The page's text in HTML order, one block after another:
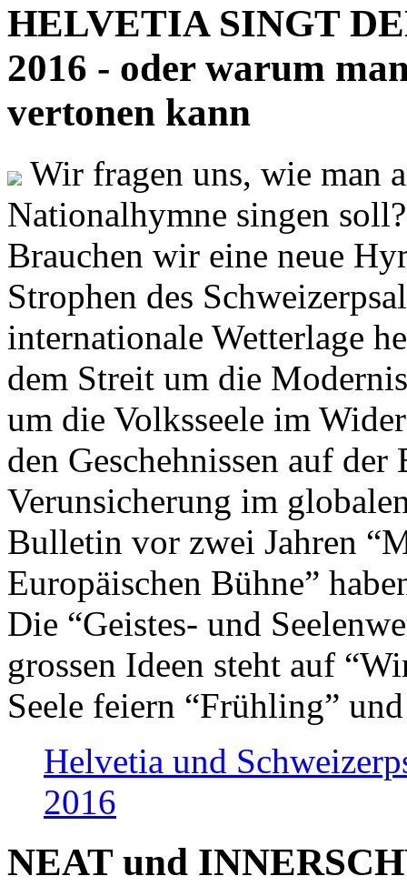
HELVETIA SINGT
2016 - oder warum
vertonen kann
Wir fragen uns, wie man
Nationalhymne singen
Brauchen wir eine neue
Strophen des
internationale Wetterlage
dem Streit um die
um die Volksseele im
den Geschehnissen auf
Verunsicherung im
Bulletin vor zwei Jahren
Europäischen Bühne”
Die “Geistes- und
grossen Ideen steht auf
Seele feiern “Frühling”
Helvetia und
2016
NEAT und